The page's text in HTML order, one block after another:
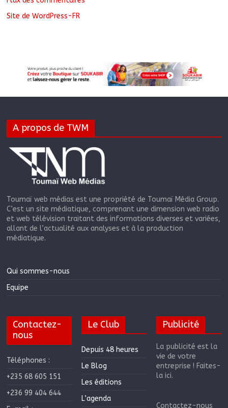
Site de WordPress-FR
A propos de TWM
Toumaï web médias est une propriété de Toumaï Média Group.
C’est un site médiatique, comprenant une dimension web radio
et web télévision traitant des informations diverses et variées,
allant de l’actualité aux analyses et à la production
médiatique.
Qui sommes-nous
Equipe
Contactez-
nous
Téléphones :
+235 68 605 151
+236 99 404 644
Le Club
Depuis 48 heures
Le Blog
Les éditions
L’agenda
Publicité
La publicité est la
vie de votre
entreprise ! Faites-
la ici.
Contactez-nous